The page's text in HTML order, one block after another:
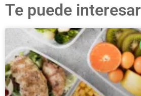
Te puede interesar